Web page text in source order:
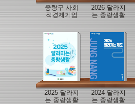
중랑구 사회
적경제기업
2026 달라지
는 중랑생활
2025 달라지
는 중랑생활
2024 달라지
는 중랑생활